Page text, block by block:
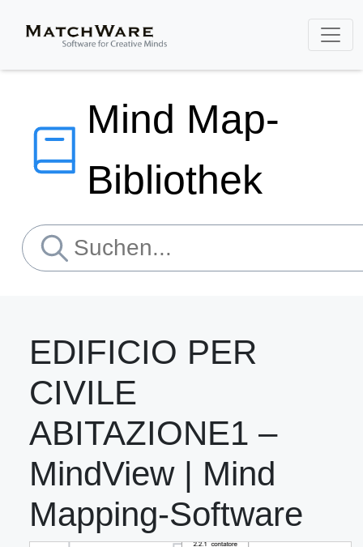
Mind Map-
Bibliothek
EDIFICIO PER
CIVILE
ABITAZIONE1 –
MindView | Mind
Mapping-Software